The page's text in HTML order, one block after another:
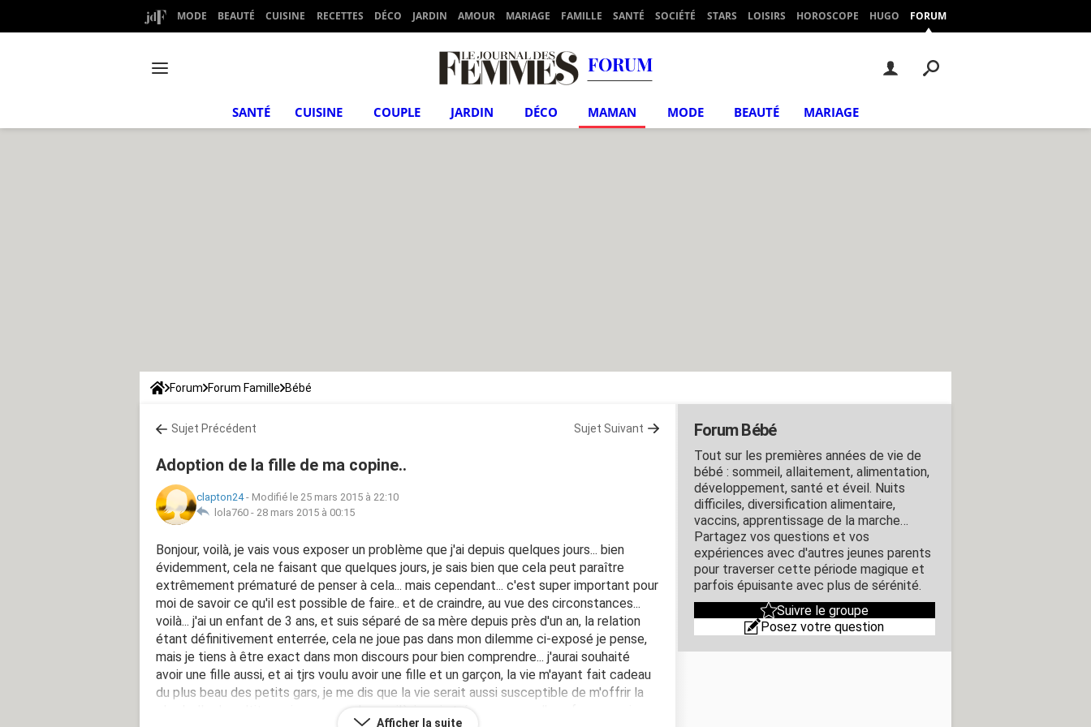
MODE BEAUTÉ CUISINE RECETTES DÉCO JARDIN AMOUR MARIAGE FAMILLE SANTÉ SOCIÉTÉ STARS LOISIRS HOROSCOPE HUGO FORUM
FORUM
SANTÉ CUISINE COUPLE JARDIN DÉCO MAMAN MODE BEAUTÉ MARIAGE
Forum Forum Famille Bébé
Sujet Précédent Sujet Suivant
Adoption de la fille de ma copine..
clapton24- Modifié le 25 mars 2015 à 22:10
lola760 - 28 mars 2015 à 00:15
Bonjour, voilà, je vais vous exposer un problème que j'ai depuis quelques jours... bien
évidemment, cela ne faisant que quelques jours, je sais bien que cela peut paraître
extrêmement prématuré de penser à cela... mais cependant... c'est super important pour
moi de savoir ce qu'il est possible de faire.. et de craindre, au vue des circonstances...
voilà... j'ai un enfant de 3 ans, et suis séparé de sa mère depuis près d'un an, la relation
étant définitivement enterrée, cela ne joue pas dans mon dilemme ci-exposé je pense,
mais je tiens à être exact dans mon discours pour bien comprendre... j'aurai souhaité
avoir une fille aussi, et ai tjrs voulu avoir une fille et un garçon, la vie m'ayant fait cadeau
du plus beau des petits gars, je me dis que la vie serait aussi susceptible de m'offrir la
plus belle des p'tites princesses... alors voilà, je suis trés amoureux d'une femme qui a
Afficher la suite
Forum Bébé
Tout sur les premières années de vie de
bébé : sommeil, allaitement, alimentation,
développement, santé et éveil. Nuits
difficiles, diversification alimentaire,
vaccins, apprentissage de la marche…
Partagez vos questions et vos
expériences avec d'autres jeunes parents
pour traverser cette période magique et
parfois épuisante avec plus de sérénité.
Suivre le groupe
Posez votre question